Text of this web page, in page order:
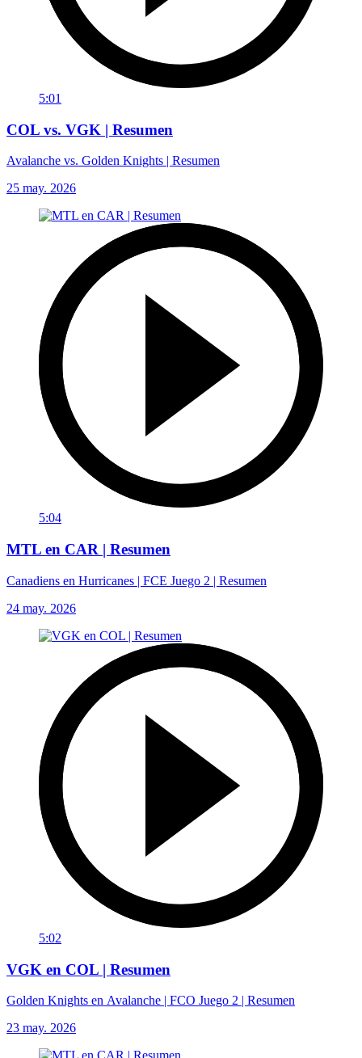
5:01
COL vs. VGK | Resumen
Avalanche vs. Golden Knights | Resumen
25 may. 2026
5:04
MTL en CAR | Resumen
Canadiens en Hurricanes | FCE Juego 2 | Resumen
24 may. 2026
5:02
VGK en COL | Resumen
Golden Knights en Avalanche | FCO Juego 2 | Resumen
23 may. 2026